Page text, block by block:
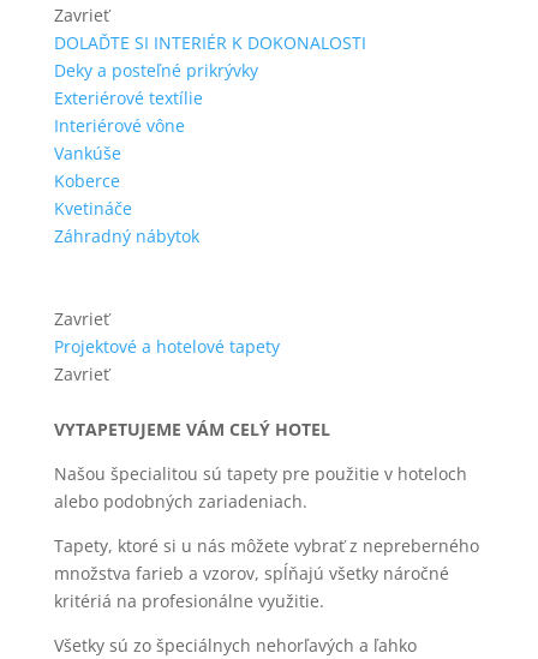
Zavrieť
DOLAĎTE SI INTERIÉR K DOKONALOSTI
Deky a posteľné prikrývky
Exteriérové textílie
Interiérové vône
Vankúše
Koberce
Kvetináče
Záhradný nábytok
Zavrieť
Projektové a hotelové tapety
Zavrieť
VYTAPETUJEME VÁM CELÝ HOTEL
Našou špecialitou sú tapety pre použitie v hoteloch
alebo podobných zariadeniach.
Tapety, ktoré si u nás môžete vybrať z nepreberného
množstva farieb a vzorov, spĺňajú všetky náročné
kritériá na profesionálne využitie.
Všetky sú zo špeciálnych nehorľavých a ľahko